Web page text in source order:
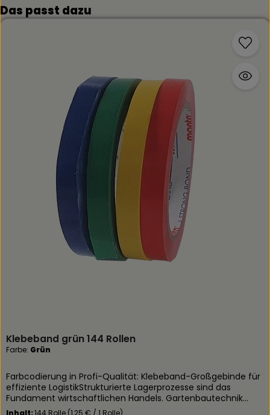
Produktgalerie überspringen
Das passt dazu
Klebeband grün 144 Rollen
Farbe: Grün
Farbcodierung in Profi-Qualität: Klebeband-Großgebinde für
effiziente LogistikStrukturierte Lagerprozesse sind das
Fundament wirtschaftlichen Handels. Gartenbautechnik
Geereking bietet mit dem farbigen Klebeband-Sortiment
Inhalt:144 Rolle (1,25 € / 1 Rolle)